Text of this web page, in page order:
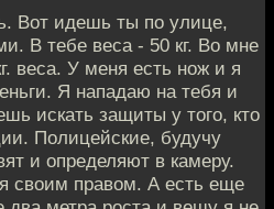
Вот идешь ты по улице,
В тебе веса - 50 кг. Во мне
веса. У меня есть нож и я
Я нападаю на тебя и
искать защиты у того, кто
Полицейские, будучу
и определяют в камеру.
своим правом. А есть еще